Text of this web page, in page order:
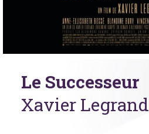
Le Successeur
Xavier Legrand